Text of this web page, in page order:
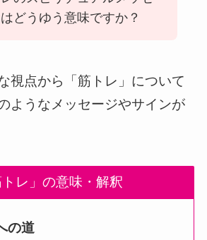
どうゆう意味ですか？
視点から「筋トレ」について
ようなメッセージやサインが
トレ」の意味・解釈
の道